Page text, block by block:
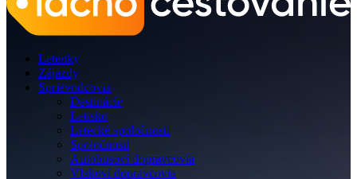
Letenky
Zájazdy
Sprievodcovia
Destinácie
Letisko
Letecké spoločnosti
Spoločnosti
Autobusoví dopravcovia
Vlakoví dopravcovia